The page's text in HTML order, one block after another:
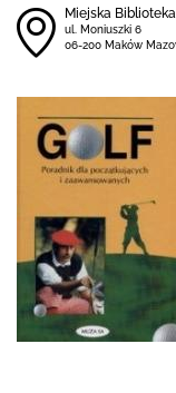
Miejska
ul. Moniuszki 6
06-200 Maków